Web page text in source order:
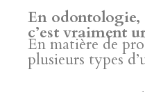
En
c’est vraiment
En matière de
plusieurs types